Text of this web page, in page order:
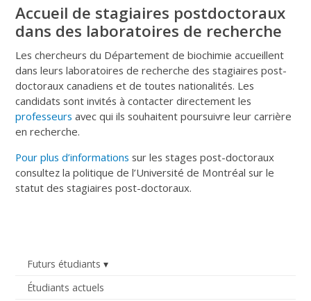
Futurs étudiants
Étudiants actuels
Accueil de stagiaires postdoctoraux
dans des laboratoires de recherche
Les chercheurs du Département de biochimie accueillent
dans leurs laboratoires de recherche des stagiaires post-
doctoraux canadiens et de toutes nationalités. Les
candidats sont invités à contacter directement les
professeurs avec qui ils souhaitent poursuivre leur carrière
en recherche.
Pour plus d’informations sur les stages post-doctoraux
consultez la politique de l’Université de Montréal sur le
statut des stagiaires post-doctoraux.